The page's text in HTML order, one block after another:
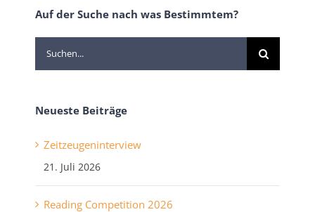
Auf der Suche nach was Bestimmtem?
Suche
nach:
Neueste Beiträge
Zeitzeugeninterview
21. Juli 2026
Reading Competition 2026